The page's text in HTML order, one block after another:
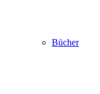
Bücher